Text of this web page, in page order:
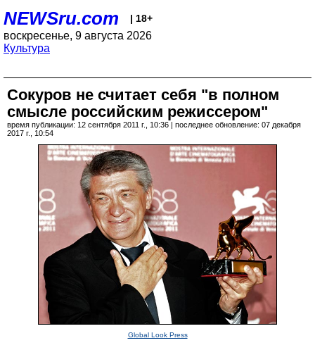
NEWSru.com | 18+
воскресенье, 9 августа 2026
Культура
Сокуров не считает себя "в полном
смысле российским режиссером"
время публикации: 12 сентября 2011 г., 10:36 | последнее обновление: 07 декабря
2017 г., 10:54
Global Look Press